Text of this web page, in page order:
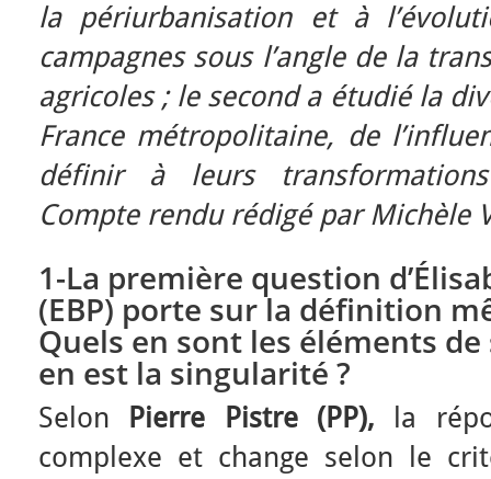
la périurbanisation et à
campagnes sous l’angle de la
agricoles ; le second a étudié la
France métropolitaine, de
définir à leurs transformations
Compte rendu rédigé par Michèle
1-La première question
(EBP) porte sur la définition
Quels en sont les éléments
en est la singularité ?
Selon Pierre Pistre (PP),
la
complexe et change selon le